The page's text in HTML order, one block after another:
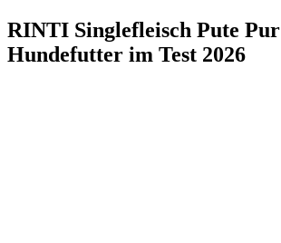
RINTI Singlefleisch Pute Pur
Hundefutter im Test 2026